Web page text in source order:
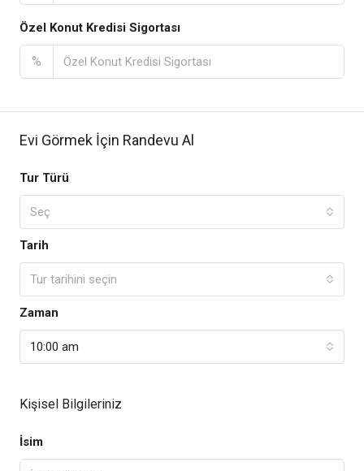
Özel Konut Kredisi Sigortası
%
Evi Görmek İçin Randevu Al
Tur Türü
Seç
Tarih
Tur tarihini seçin
Zaman
10:00 am
Kişisel Bilgileriniz
İsim